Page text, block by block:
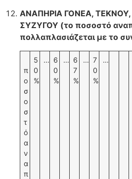
ΑΝΑΠΗΡΙΑ ΓΟΝΕΑ,
ΣΥΖΥΓΟΥ (το ποσοστό
πολλαπλασιάζεται με το
π
ο
σ
ο
σ
τ
ό
α
ν
α
π
5
0
%
… 6
0
%
… 6
7
%
… 7
0
%
…